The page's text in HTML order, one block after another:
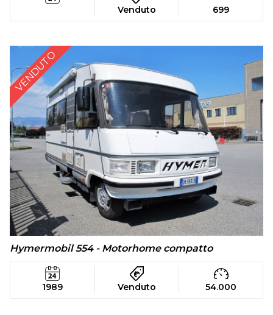
Venduto 699
VENDUTO
Hymermobil 554 - Motorhome compatto
1989 Venduto 54.000